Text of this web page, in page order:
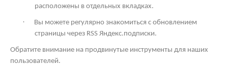
расположены в отдельных вкладках.
·
Вы можете регулярно знакомиться с обновлением
страницы через RSS Яндекс.подписки.
Обратите внимание на продвинутые инструменты для наших
пользователей.